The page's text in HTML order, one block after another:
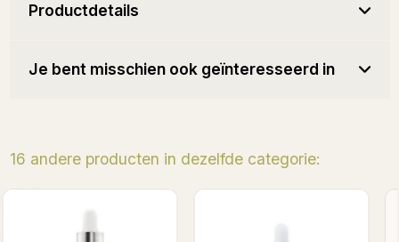
Productdetails
Je bent misschien ook geïnteresseerd in
16 andere producten in dezelfde categorie: